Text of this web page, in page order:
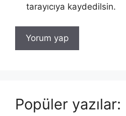
tarayıcıya kaydedilsin.
Popüler yazılar: